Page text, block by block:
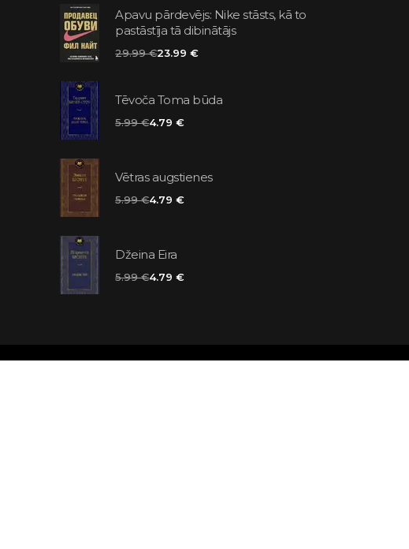
Apavu pārdevējs: Nike stāsts, kā to
pastāstīja tā dibinātājs
29.99 €23.99 €
Tēvoča Toma būda
5.99 €4.79 €
Vētras augstienes
5.99 €4.79 €
Džeina Eira
5.99 €4.79 €